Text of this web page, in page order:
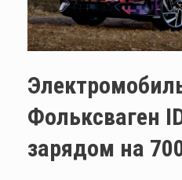
Фольксваген
зарядом на